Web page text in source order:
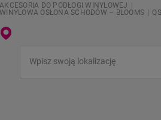
AKCESORIA DO PODŁOGI WINYLOWEJ
WINYLOWA OSŁONA SCHODÓW – BLOOMS